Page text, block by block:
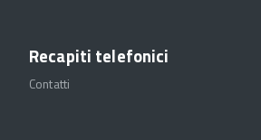
Recapiti telefonici
Contatti